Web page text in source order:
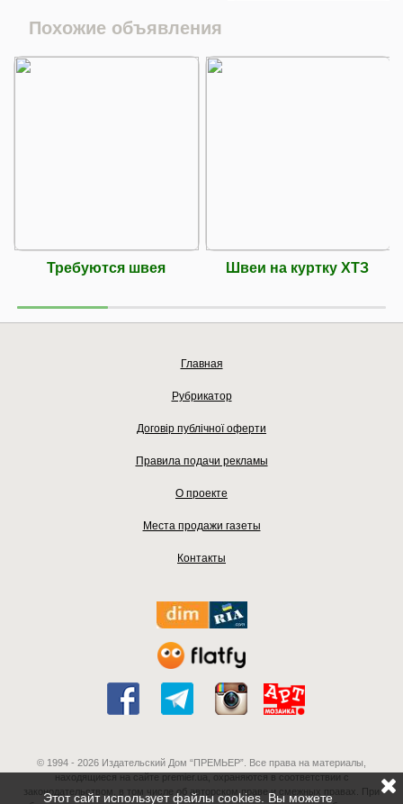
Похожие объявления
Требуются швея
Швеи на куртку ХТЗ
Главная
Рубрикатор
Договір публічної оферти
Правила подачи рекламы
О проекте
Места продажи газеты
Контакты
© 1994 - 2026 Издательский Дом “ПРЕМЬЕР”. Все права на материалы,
находящиеся на сайте premier.ua, охраняются в соответствии с
законодательством, в том числе об авторском праве и смежных правах. При
Этот сайт использует файлы cookies. Вы можете